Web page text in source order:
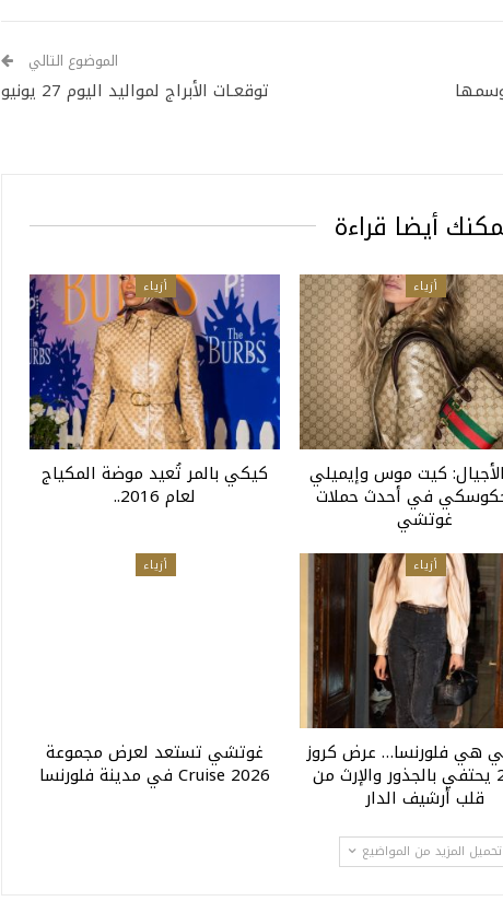
الموضوع التالي
توقعـات الأبراج لمواليد اليوم 27 يونيو
أيضا قراءة
أزياء
كيت موس وإيميلي
في أحدث حملات
غوتشي
أزياء
كيكي بالمر تُعيد موضة المكياج
لعام 2016..
أزياء
هي فلورنسا… عرض كروز
2026 يحتفي بالجذور والإرث من
قلب أرشيف الدار
أزياء
غوتشي تستعد لعرض مجموعة
Cruise 2026 في مدينة فلورنسا
تحميل المزيد من المواضيع